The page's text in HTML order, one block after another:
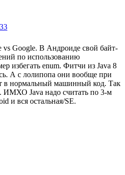
vs Google. В Андроиде свой байт-
по использованию
избегать enum. Фитчи из Java 8
А с лолипопа они вообще при
в нормальный машинный код. Так
ИМХО Java надо считать по 3-м
и вся остальная/SE.